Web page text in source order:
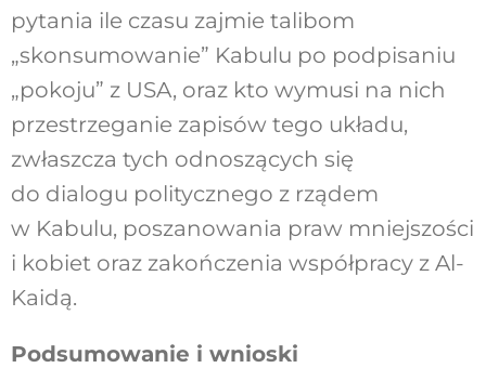
pytania ile czasu zajmie talibom
„skonsumowanie” Kabulu po podpisaniu
„pokoju” z USA, oraz kto wymusi na nich
przestrzeganie zapisów tego układu,
zwłaszcza tych odnoszących się
do dialogu politycznego z rządem
w Kabulu, poszanowania praw mniejszości
i kobiet oraz zakończenia współpracy z Al-
Kaidą.
Podsumowanie i wnioski